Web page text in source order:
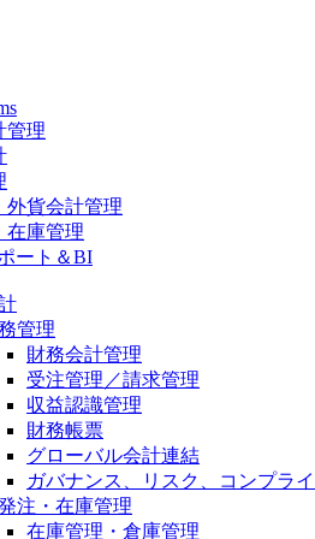
管理
外貨会計管理
在庫管理
ート＆BI
管理
財務会計管理
受注管理／請求管理
収益認識管理
財務帳票
グローバル会計連結
ガバナンス、リスク、コンプラ
注・在庫管理
在庫管理・倉庫管理